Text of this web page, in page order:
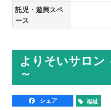
託児・遊興スペ
ース
よりそいサロン
～
シェア 福祉